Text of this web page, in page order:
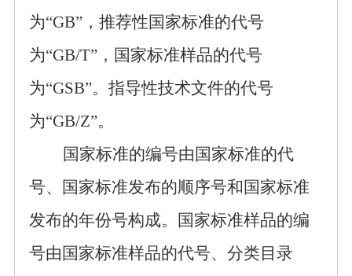
为“GB”，推荐性国家标准的代号
为“GB/T”，国家标准样品的代号
为“GSB”。 指导性技术文件的代号
为“GB/Z”。
国家标准的编号由国家标准的代
号、国家标准发布的顺序号和国家标准
发布的年份号构成。国家标准样品的编
号由国家标准样品的代号、分类目录